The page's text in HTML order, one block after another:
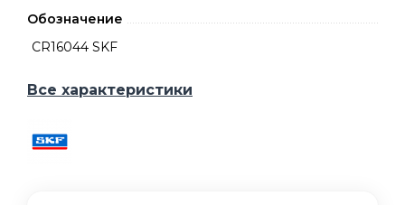
Обозначение
CR16044 SKF
Все характеристики